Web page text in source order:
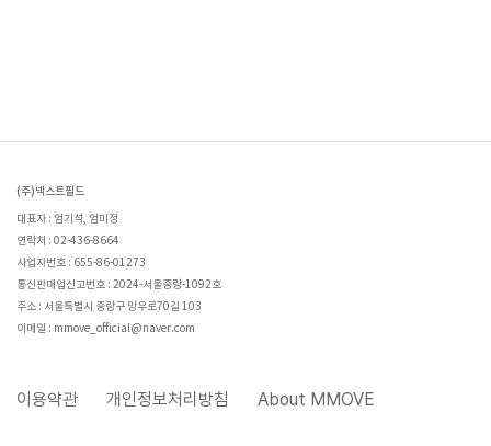
(주)넥스트필드
대표자 : 엄기석, 엄미정
연락처 : 02-436-8664
사업자번호 : 655-86-01273
통신판매업신고번호 : 2024-서울중랑-1092호
주소 : 서울특별시 중랑구 망우로70길 103
이메일 : mmove_official@naver.com
이용약관 개인정보처리방침 About MMOVE